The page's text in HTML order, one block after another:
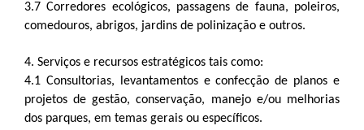
3.7 Corredores ecológicos, passagens de fauna, poleiros,
comedouros, abrigos, jardins de polinização e outros.
4. Serviços e recursos estratégicos tais como:
4.1 Consultorias, levantamentos e confecção de planos e
projetos de gestão, conservação, manejo e/ou melhorias
dos parques, em temas gerais ou específicos.